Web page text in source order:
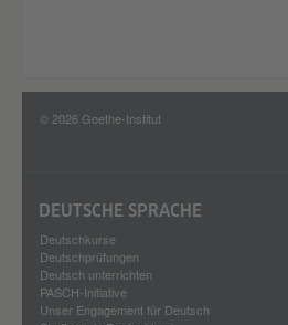
© 2026 Goethe-Institut
DEUTSCHE SPRACHE
Deutschkurse
Deutschprüfungen
Deutsch unterrichten
PASCH-Initiative
Unser Engagement für Deutsch